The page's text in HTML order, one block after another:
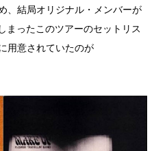
、結局オリジナル・メンバーが
まったこのツアーのセットリス
用意されていたのが